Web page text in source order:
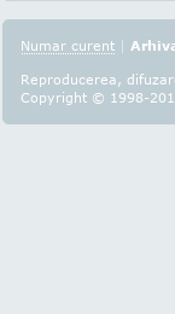
Numar curent |
Reproducerea,
Copyright © 1998-